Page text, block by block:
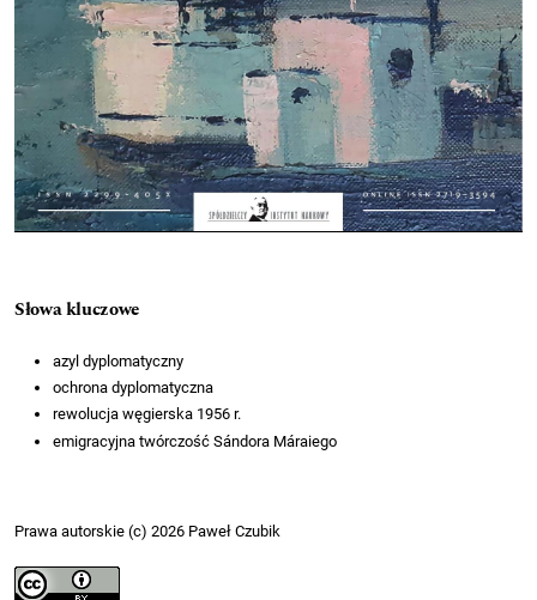
Słowa kluczowe
azyl dyplomatyczny
ochrona dyplomatyczna
rewolucja węgierska 1956 r.
emigracyjna twórczość Sándora Máraiego
Prawa autorskie (c) 2026 Paweł Czubik